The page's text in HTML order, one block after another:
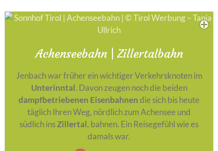
Achenseebahn | Zillertalbahn
Jenbach war früher ein wichtiger Verkehrsknoten im
Unterinntal. Davon zeugen noch die beiden
dampfbetriebenen Eisenbahnendie sich bis heute
täglich Ihren Weg, nördlich zum Achensee und
südlich insZillertal, bahnen. Ein Reisegefühl wie es
damals war.